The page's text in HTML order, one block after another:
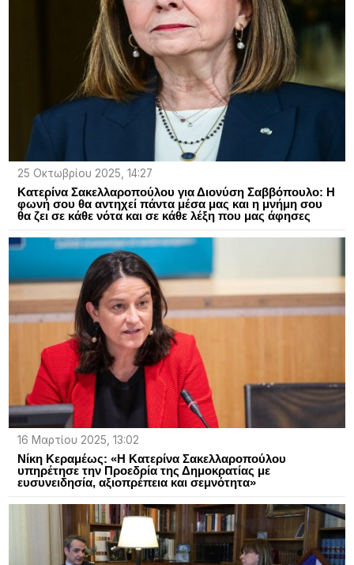
25 Οκτωβρίου 2025, 14:27
Κατερίνα Σακελλαροπούλου για Διονύση Σαββόπουλο: Η
φωνή σου θα αντηχεί πάντα μέσα μας και η μνήμη σου
θα ζει σε κάθε νότα και σε κάθε λέξη που μας άφησες
16 Μαρτίου 2025, 13:02
Νίκη Κεραμέως: «Η Κατερίνα Σακελλαροπούλου
υπηρέτησε την Προεδρία της Δημοκρατίας με
ευσυνειδησία, αξιοπρέπεια και σεμνότητα»